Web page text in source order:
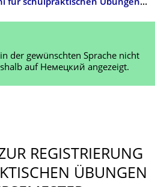
Jetzt noch bis zum 21. Juni für schulpraktischen Übungen (SPÜ) im WiSe 2022/2023 registrieren!
der gewünschten Sprache nicht
auf Немецкий angezeigt.
REGISTRIERUNG
ÜBUNGEN